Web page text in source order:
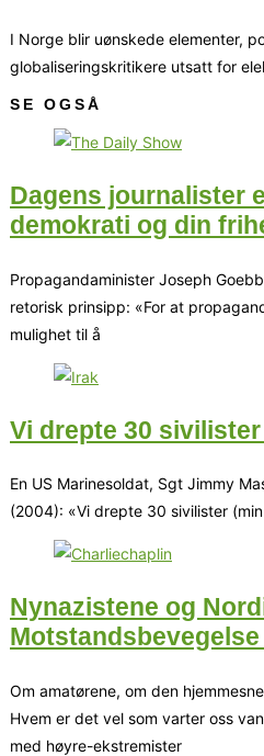
I Norge blir uønskede elementer,
globaliseringskritikere utsatt for
SE OGSÅ
Dagens journalister
demokrati og din
Propagandaminister Joseph
retorisk prinsipp: «For at
mulighet til å
Vi drepte 30
En US Marinesoldat, Sgt Jimmy
(2004): «Vi drepte 30 sivilister
Nynazistene og
Om amatørene, om den
Hvem er det vel som varter oss
med høyre-ekstremister